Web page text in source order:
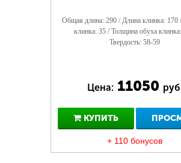
Общая длина: 290 / Длина клинка:
клинка: 35 / Толщина обуха
Твердость: 58-59
Цена: 11050
КУПИТЬ
+ 110 бонусов